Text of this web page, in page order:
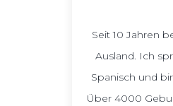
Seit 10 Jahren
Ausland. Ich
Spanisch und
Über 4000